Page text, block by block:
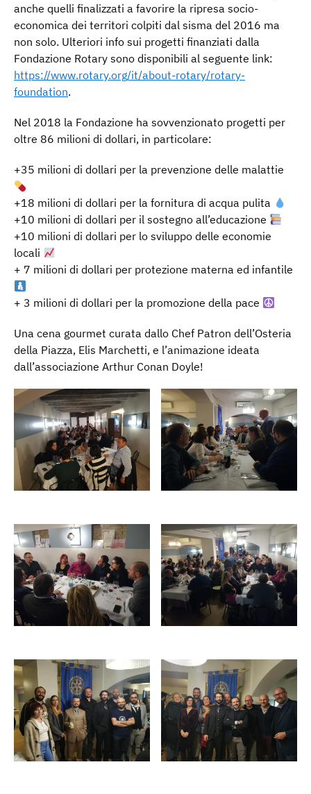
anche quelli finalizzati a favorire la ripresa socio-
economica dei territori colpiti dal sisma del 2016 ma
non solo. Ulteriori info sui progetti finanziati dalla
Fondazione Rotary sono disponibili al seguente link:
https://www.rotary.org/it/about-rotary/rotary-
foundation.
Nel 2018 la Fondazione ha sovvenzionato progetti per
oltre 86 milioni di dollari, in particolare:
+35 milioni di dollari per la prevenzione delle malattie
+18 milioni di dollari per la fornitura di acqua pulita
+10 milioni di dollari per il sostegno all’educazione
+10 milioni di dollari per lo sviluppo delle economie
locali
+ 7 milioni di dollari per protezione materna ed infantile
+ 3 milioni di dollari per la promozione della pace
Una cena gourmet curata dallo Chef Patron dell’Osteria
della Piazza, Elis Marchetti, e l’animazione ideata
dall’associazione Arthur Conan Doyle!